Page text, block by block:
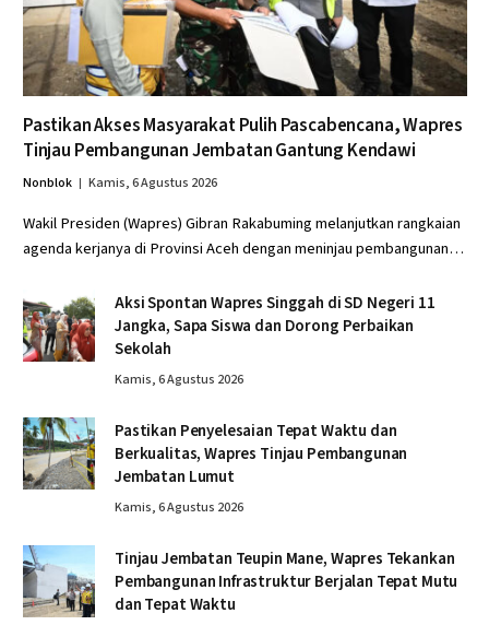
Pastikan Akses Masyarakat Pulih Pascabencana, Wapres
Tinjau Pembangunan Jembatan Gantung Kendawi
Nonblok Kamis, 6 Agustus 2026
Wakil Presiden (Wapres) Gibran Rakabuming melanjutkan rangkaian
agenda kerjanya di Provinsi Aceh dengan meninjau pembangunan…
Aksi Spontan Wapres Singgah di SD Negeri 11
Jangka, Sapa Siswa dan Dorong Perbaikan
Sekolah
Kamis, 6 Agustus 2026
Pastikan Penyelesaian Tepat Waktu dan
Berkualitas, Wapres Tinjau Pembangunan
Jembatan Lumut
Kamis, 6 Agustus 2026
Tinjau Jembatan Teupin Mane, Wapres Tekankan
Pembangunan Infrastruktur Berjalan Tepat Mutu
dan Tepat Waktu